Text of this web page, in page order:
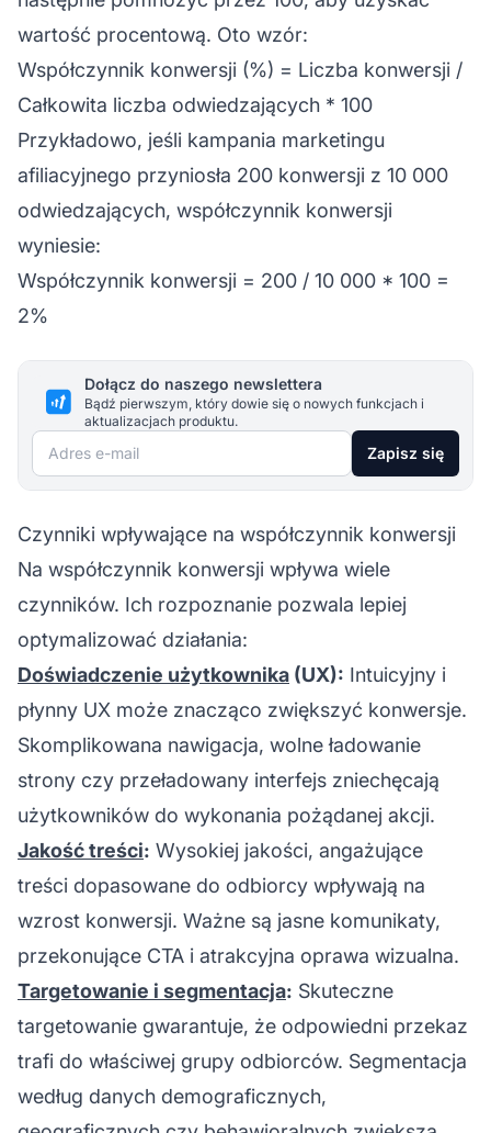
wartość procentową. Oto wzór:
Współczynnik konwersji (%) = Liczba konwersji /
Całkowita liczba odwiedzających * 100
Przykładowo, jeśli kampania marketingu
afiliacyjnego przyniosła 200 konwersji z 10 000
odwiedzających, współczynnik konwersji
wyniesie:
Współczynnik konwersji = 200 / 10 000 * 100 =
2%
Dołącz do naszego newslettera
Bądź pierwszym, który dowie się o nowych funkcjach i
aktualizacjach produktu.
Adres e-mail Zapisz się
Czynniki wpływające na współczynnik konwersji
Na współczynnik konwersji wpływa wiele
czynników. Ich rozpoznanie pozwala lepiej
optymalizować działania:
Doświadczenie użytkownika (UX): Intuicyjny i
płynny UX może znacząco zwiększyć konwersje.
Skomplikowana nawigacja, wolne ładowanie
strony czy przeładowany interfejs zniechęcają
użytkowników do wykonania pożądanej akcji.
Jakość treści: Wysokiej jakości, angażujące
treści dopasowane do odbiorcy wpływają na
wzrost konwersji. Ważne są jasne komunikaty,
przekonujące CTA i atrakcyjna oprawa wizualna.
Targetowanie i segmentacja: Skuteczne
targetowanie gwarantuje, że odpowiedni przekaz
trafi do właściwej grupy odbiorców. Segmentacja
według danych demograficznych,